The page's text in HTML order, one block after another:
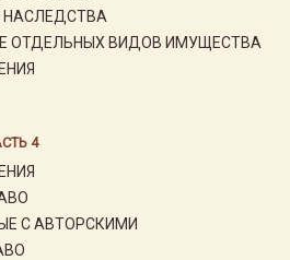
НАСЛЕДСТВА
ОТДЕЛЬНЫХ ВИДОВ ИМУЩЕСТВА
4
С АВТОРСКИМИ